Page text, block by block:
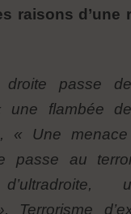
raisons d’une
droite passe
une flambée
« Une
passe au
Terrorisme